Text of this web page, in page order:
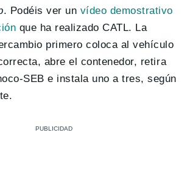
. Podéis ver un vídeo demostrativo
que ha realizado CATL. La
primero coloca al vehículo
abre el contenedor, retira
SEB e instala uno a tres, según